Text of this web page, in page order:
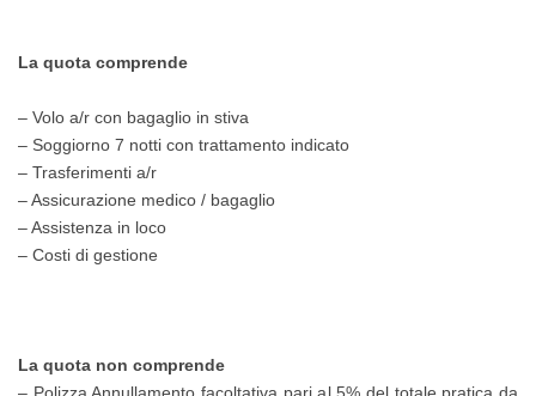
La quota comprende
– Volo a/r con bagaglio in stiva
– Soggiorno 7 notti con trattamento indicato
– Trasferimenti a/r
– Assicurazione medico / bagaglio
– Assistenza in loco
– Costi di gestione
La quota non comprende